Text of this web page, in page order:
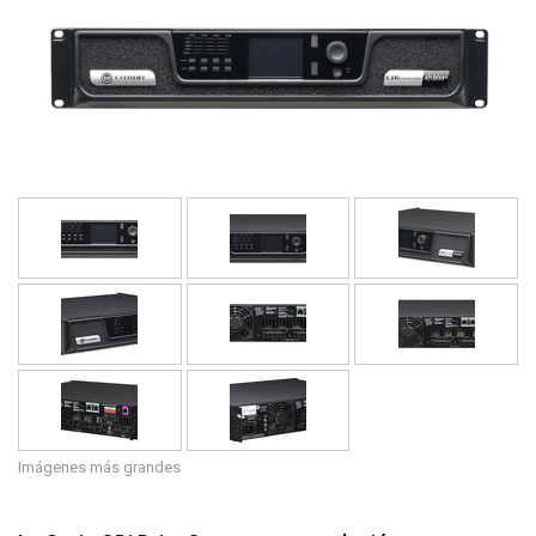
Idioma/Región
Imágenes más grandes